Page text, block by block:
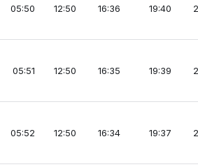
05:50 12:50 16:36 19:40
05:51 12:50 16:35 19:39
05:52 12:50 16:34 19:37